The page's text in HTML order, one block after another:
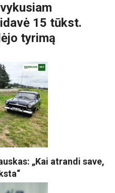
15 tūkst.
tyrimą
„Kai atrandi save,